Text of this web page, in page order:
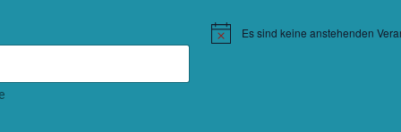
HinweisEs sind keine anstehenden